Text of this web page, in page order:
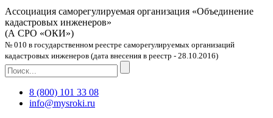
Ассоциация саморегулируемая организация «Объединение
кадастровых инженеров»
(А СРО «ОКИ»)
№ 010 в государственном реестре саморегулируемых организаций
кадастровых инженеров (дата внесения в реестр - 28.10.2016)
8 (800) 101 33 08
info@mysroki.ru